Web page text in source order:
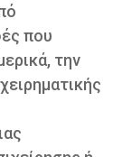
που
την